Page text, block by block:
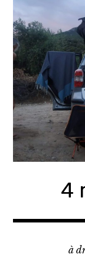
Accéder
contenu
principal
4
à